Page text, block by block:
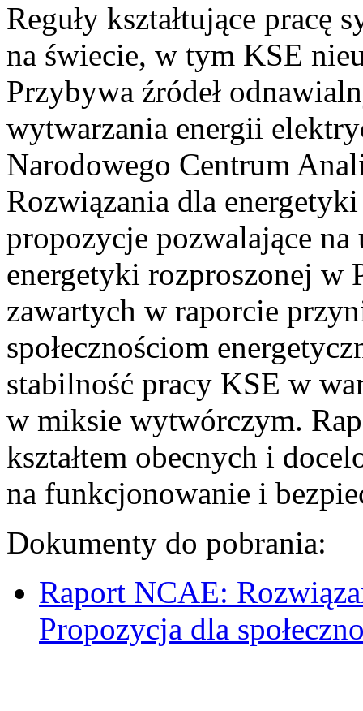
Reguły kształtujące pracę
na świecie, w tym KSE
Przybywa źródeł
wytwarzania energii
Narodowego Centrum
Rozwiązania dla
propozycje pozwalające
energetyki rozproszonej w
zawartych w raporcie
społecznościom
stabilność pracy KSE w
w miksie wytwórczym.
kształtem obecnych i
na funkcjonowanie i
Dokumenty do pobrania:
Raport NCAE:
Propozycja dla